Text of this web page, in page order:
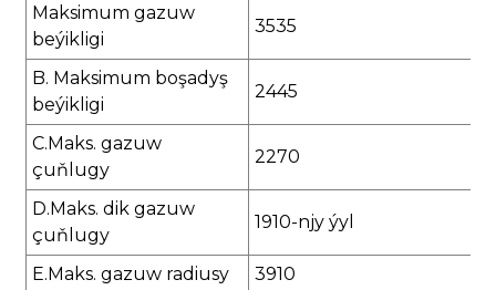
Maksimum gazuw
beýikligi
3535
B. Maksimum boşadyş
beýikligi
2445
C.Maks. gazuw
çuňlugy
2270
D.Maks. dik gazuw
çuňlugy
1910-njy ýyl
E.Maks. gazuw radiusy
3910